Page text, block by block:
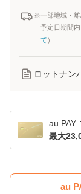
※一部地域・離
予定日期間
て ）
ロットナン
au PAY
最大
au